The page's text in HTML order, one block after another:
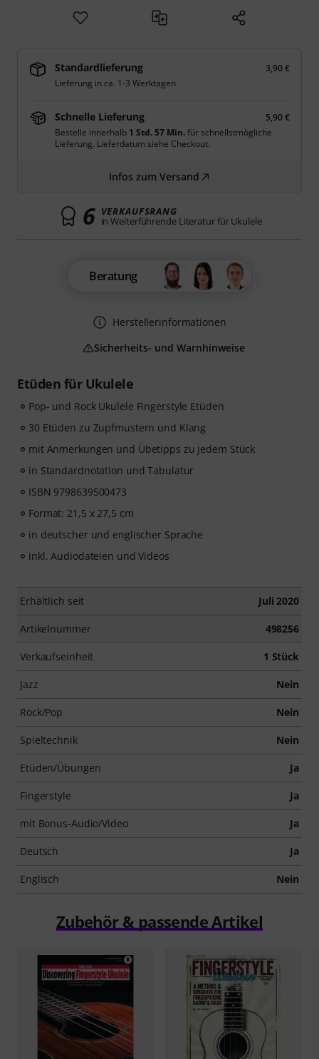
Etüden für Ukulele
Pop- und Rock Ukulele Fingerstyle Etüden
30 Etüden zu Zupfmustern und Klang
mit Anmerkungen und Übetipps zu jedem Stück
in Standardnotation und Tabulatur
ISBN 9798639500473
Format: 21,5 x 27,5 cm
in deutscher und englischer Sprache
inkl. Audiodateien und Videos
Erhältlich seit Juli 2020
Artikelnummer 498256
Verkaufseinheit 1 Stück
Jazz Nein
Rock/Pop Nein
Spieltechnik Nein
Etüden/Übungen Ja
Fingerstyle Ja
mit Bonus-Audio/Video Ja
Deutsch Ja
Englisch Nein
Standardlieferung
3,90 €
Lieferung in ca. 1-3 Werktagen
Schnelle Lieferung
5,90 €
Bestelle innerhalb 1 Std. 57 Min.für schnellstmögliche
Lieferung. Lieferdatum siehe Checkout.
Infos zum Versand
6 VERKAUFSRANG
in Weiterführende Literatur für Ukulele
Beratung
Herstellerinformationen
Sicherheits- und Warnhinweise
Zubehör & passende Artikel